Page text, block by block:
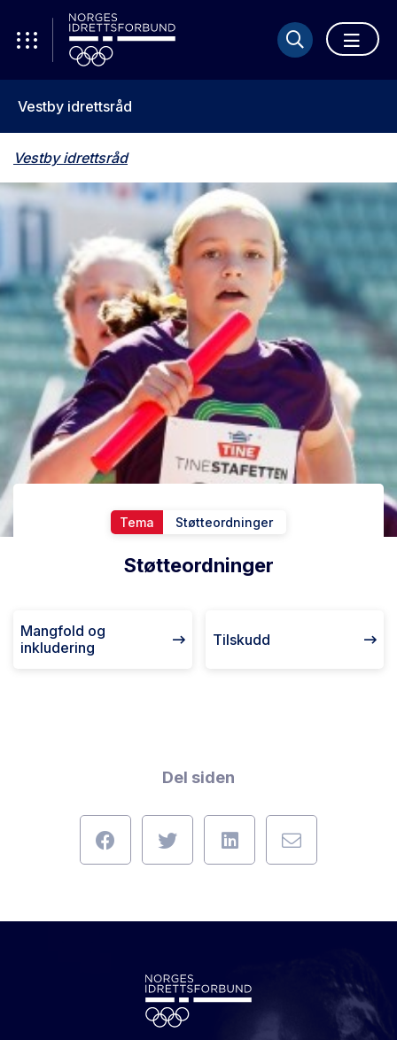
Vestby idrettsråd
Vestby idrettsråd
Tema Støtteordninger
Støtteordninger
Mangfold og
inkludering
Tilskudd
Del siden